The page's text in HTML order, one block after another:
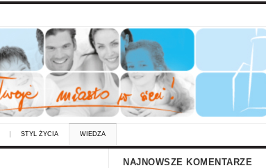
STYL ŻYCIA WIEDZA
NAJNOWSZE KOMENTARZE